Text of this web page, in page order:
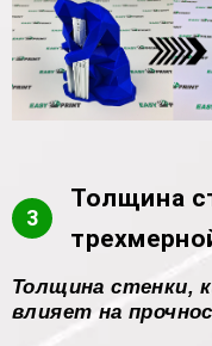
3
Толщина
Толщина стенки,
влияет на